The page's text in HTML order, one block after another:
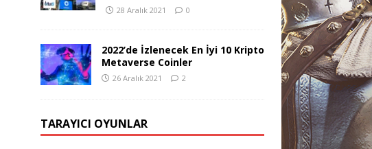
28 Aralık 2021 0
2022’de İzlenecek En İyi 10 Kripto
Metaverse Coinler
26 Aralık 2021 2
TARAYICI OYUNLAR